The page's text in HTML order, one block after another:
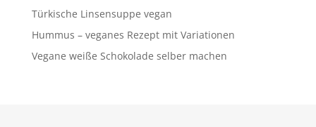
Türkische Linsensuppe vegan
Hummus – veganes Rezept mit Variationen
Vegane weiße Schokolade selber machen